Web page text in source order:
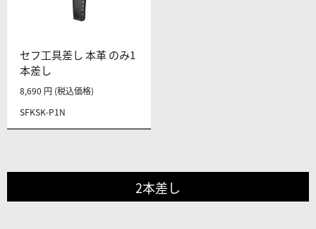
セフ工具差し 本革 のみ1
本差し
SFKSK-P1N
8,690 円 (税込価格)
2本差し